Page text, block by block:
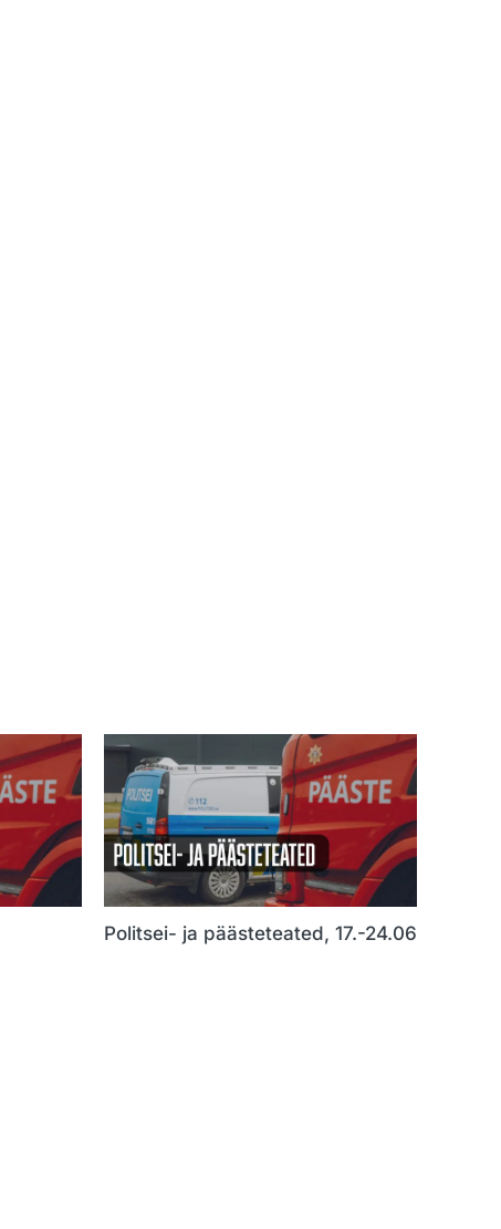
Politsei- ja päästeteated, 17.-24.06